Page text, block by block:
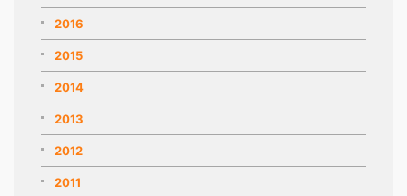
2016
2015
2014
2013
2012
2011